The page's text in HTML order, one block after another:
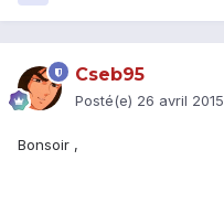
Cseb95
Posté(e) 26 avril 2015
Bonsoir ,